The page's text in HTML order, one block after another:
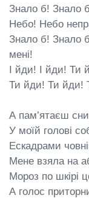
Знало б! Знало
Небо! Небо
Знало б! Знало
мені!
І йди! І йди! Ти
Ти йди! Ти йди!
А пам’ятаєш
У моїй голові
Ескадрами
Мене взяла на
Мороз по шкірі
А голос